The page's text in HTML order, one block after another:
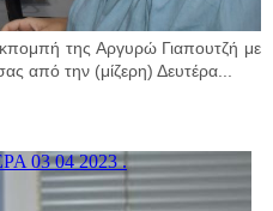
της Αργυρώ Γιαπουτζή με
από την (μίζερη) Δευτέρα...